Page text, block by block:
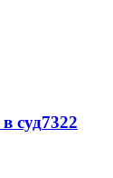
суд7322